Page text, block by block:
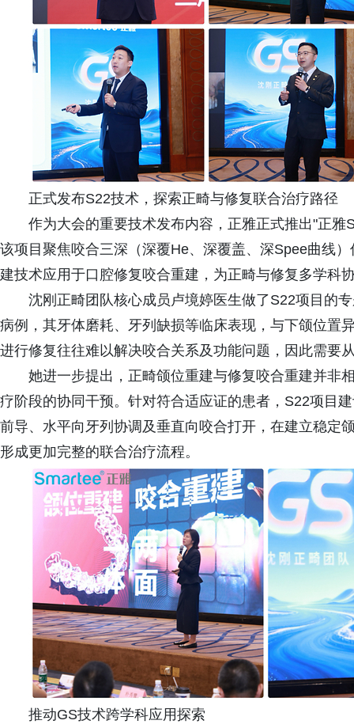
正式发布S22技术，探索正畸与修复联合治疗路径
作为大会的重要技术发布内容，正雅正式推出"正
该项目聚焦咬合三深（深覆He、深覆盖、深Spee曲线
建技术应用于口腔修复咬合重建，为正畸与修复多学科
沈刚正畸团队核心成员卢境婷医生做了S22项目的
病例，其牙体磨耗、牙列缺损等临床表现，与下颌位置
进行修复往往难以解决咬合关系及功能问题，因此需要
她进一步提出，正畸颌位重建与修复咬合重建并非
疗阶段的协同干预。针对符合适应证的患者，S22项目
前导、水平向牙列协调及垂直向咬合打开，在建立稳定
形成更加完整的联合治疗流程。
推动GS技术跨学科应用探索